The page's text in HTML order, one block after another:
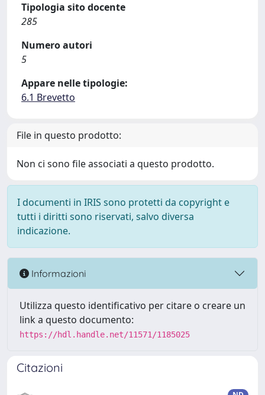
Tipologia sito docente
285
Numero autori
5
Appare nelle tipologie:
6.1 Brevetto
File in questo prodotto:
Non ci sono file associati a questo prodotto.
I documenti in IRIS sono protetti da copyright e
tutti i diritti sono riservati, salvo diversa
indicazione.
Informazioni
Utilizza questo identificativo per citare o creare un
link a questo documento:
https://hdl.handle.net/11571/1185025
Citazioni